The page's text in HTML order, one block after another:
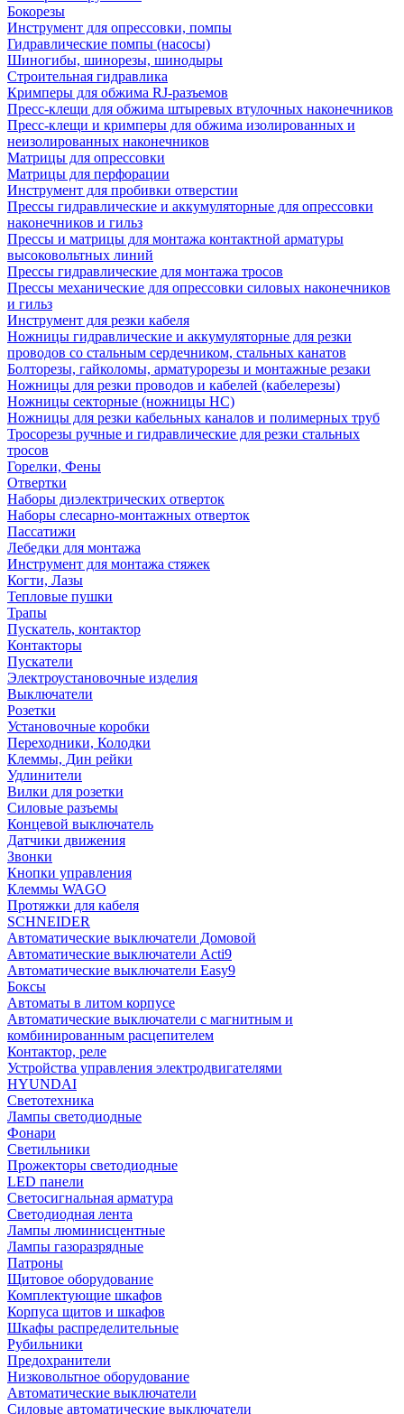
Бокорезы
Инструмент для опрессовки, помпы
Гидравлические помпы (насосы)
Шиногибы, шинорезы, шинодыры
Строительная гидравлика
Кримперы для обжима RJ-разъемов
Пресс-клещи для обжима штыревых втулочных наконечников
Пресс-клещи и кримперы для обжима изолированных и
неизолированных наконечников
Матрицы для опрессовки
Матрицы для перфорации
Инструмент для пробивки отверстии
Прессы гидравлические и аккумуляторные для опрессовки
наконечников и гильз
Прессы и матрицы для монтажа контактной арматуры
высоковольтных линий
Прессы гидравлические для монтажа тросов
Прессы механические для опрессовки силовых наконечников
и гильз
Инструмент для резки кабеля
Ножницы гидравлические и аккумуляторные для резки
проводов со стальным сердечником, стальных канатов
Болторезы, гайколомы, арматурорезы и монтажные резаки
Ножницы для резки проводов и кабелей (кабелерезы)
Ножницы секторные (ножницы НС)
Ножницы для резки кабельных каналов и полимерных труб
Тросорезы ручные и гидравлические для резки стальных
тросов
Горелки, Фены
Отвертки
Наборы диэлектрических отверток
Наборы слесарно-монтажных отверток
Пассатижи
Лебедки для монтажа
Инструмент для монтажа стяжек
Когти, Лазы
Тепловые пушки
Трапы
Пускатель, контактор
Контакторы
Пускатели
Электроустановочные изделия
Выключатели
Розетки
Установочные коробки
Переходники, Колодки
Клеммы, Дин рейки
Удлинители
Вилки для розетки
Силовые разъемы
Концевой выключатель
Датчики движения
Звонки
Кнопки управления
Клеммы WAGO
Протяжки для кабеля
SCHNEIDER
Автоматические выключатели Домовой
Автоматические выключатели Acti9
Автоматические выключатели Easy9
Боксы
Автоматы в литом корпусе
Автоматические выключатели с магнитным и
комбинированным расцепителем
Контактор, реле
Устройства управления электродвигателями
HYUNDAI
Светотехника
Лампы светодиодные
Фонари
Светильники
Прожекторы светодиодные
LED панели
Светосигнальная арматура
Светодиодная лента
Лампы люминисцентные
Лампы газоразрядные
Патроны
Щитовое оборудование
Комплектующие шкафов
Корпуса щитов и шкафов
Шкафы распределительные
Рубильники
Предохранители
Низковольтное оборудование
Автоматические выключатели
Силовые автоматические выключатели